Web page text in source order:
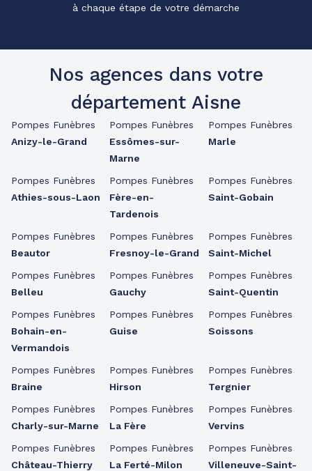
à chaque étape de votre démarche
Nos agences dans votre
département Aisne
Pompes Funèbres
Anizy-le-Grand
Pompes Funèbres
Athies-sous-Laon
Pompes Funèbres
Beautor
Pompes Funèbres
Belleu
Pompes Funèbres
Bohain-en-
Vermandois
Pompes Funèbres
Braine
Pompes Funèbres
Charly-sur-Marne
Pompes Funèbres
Château-Thierry
Pompes Funèbres
Essômes-sur-
Marne
Pompes Funèbres
Fère-en-
Tardenois
Pompes Funèbres
Fresnoy-le-Grand
Pompes Funèbres
Gauchy
Pompes Funèbres
Guise
Pompes Funèbres
Hirson
Pompes Funèbres
La Fère
Pompes Funèbres
La Ferté-Milon
Pompes Funèbres
Marle
Pompes Funèbres
Saint-Gobain
Pompes Funèbres
Saint-Michel
Pompes Funèbres
Saint-Quentin
Pompes Funèbres
Soissons
Pompes Funèbres
Tergnier
Pompes Funèbres
Vervins
Pompes Funèbres
Villeneuve-Saint-